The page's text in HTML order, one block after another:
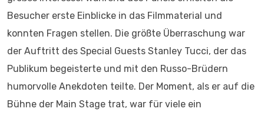
Besucher erste Einblicke in das Filmmaterial und
konnten Fragen stellen. Die größte Überraschung war
der Auftritt des Special Guests Stanley Tucci, der das
Publikum begeisterte und mit den Russo-Brüdern
humorvolle Anekdoten teilte. Der Moment, als er auf die
Bühne der Main Stage trat, war für viele ein